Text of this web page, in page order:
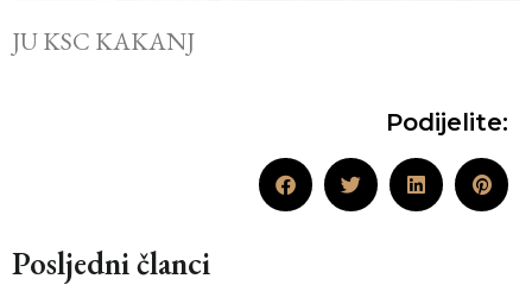
JU KSC KAKANJ
Podijelite:
Posljedni članci